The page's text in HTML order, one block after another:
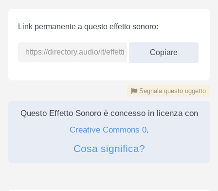
Link permanente a questo effetto sonoro:
Copiare
Segnala questo oggetto
Questo Effetto Sonoro è concesso in licenza con
Creative Commons 0.
Cosa significa?